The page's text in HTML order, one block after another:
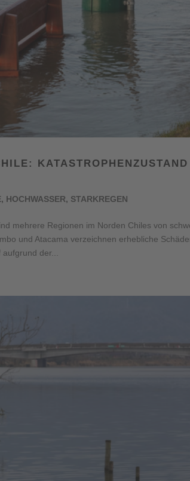
KATASTROPHENZUSTAND
, HOCHWASSER, STARKREGEN
mehrere Regionen im Norden Chiles von
und Atacama verzeichnen erhebliche
aufgrund der...